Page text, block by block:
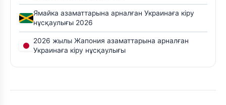
Ямайка азаматтарына арналған Украинаға кіру
нұсқаулығы 2026
2026 жылы Жапония азаматтарына арналған
Украинаға кіру нұсқаулығы